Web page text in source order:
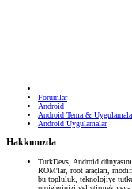
Forumlar
Android
Android Tema &
Android Uygulamalar
Hakkımızda
TurkDevs, Android
ROM'lar, root araçları,
bu topluluk, teknolojiye